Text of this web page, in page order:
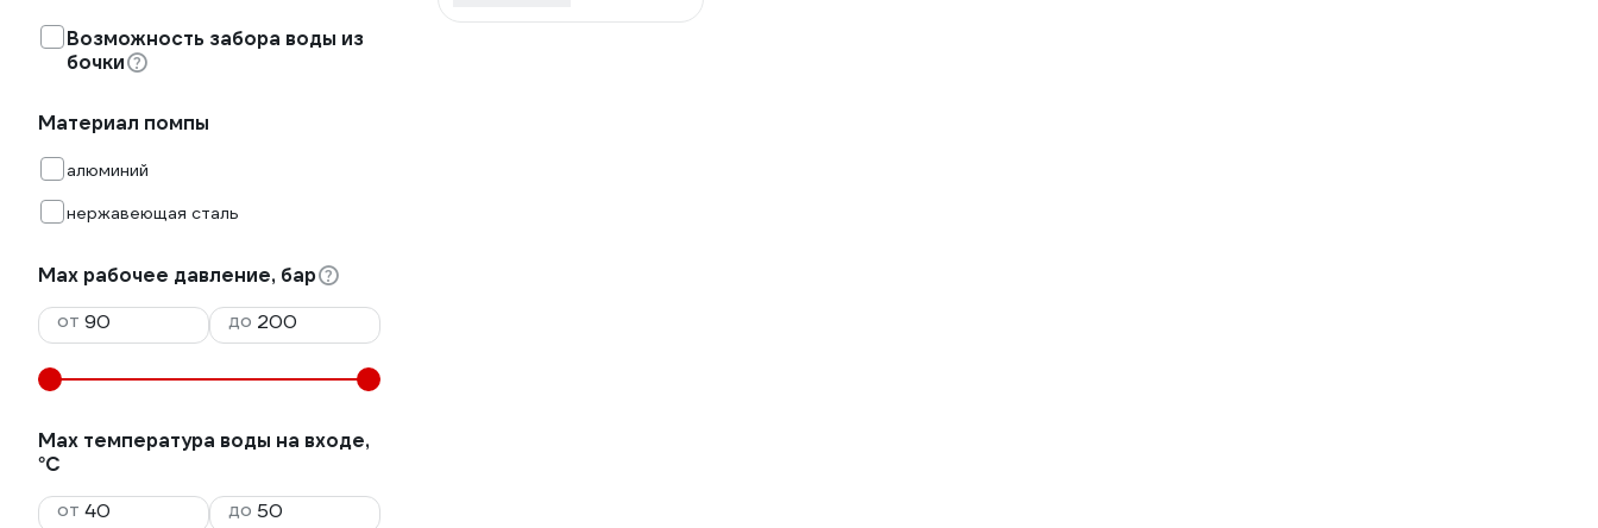
Возможность забора воды из
бочки
Материал помпы
алюминий
нержавеющая сталь
Мах рабочее давление, бар
от
до
Max температура воды на входе,
°С
от
до